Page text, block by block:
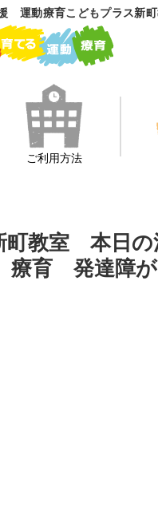
運動療育こどもプラス新
ご利用方法
町教室 本日
育 発達障